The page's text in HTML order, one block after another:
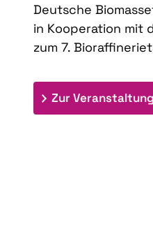
Deutsche
in Kooperation mit
zum 7.
Zur Veranstaltung